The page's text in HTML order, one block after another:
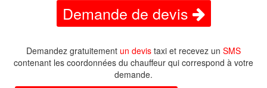
Demande de devis
Demandez gratuitement un devis taxi et recevez un SMS
contenant les coordonnées du chauffeur qui correspond à votre
demande.